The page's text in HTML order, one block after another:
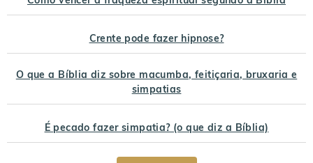
Crente pode fazer hipnose?
O que a Bíblia diz sobre macumba, feitiçaria, bruxaria e
simpatias
É pecado fazer simpatia? (o que diz a Bíblia)